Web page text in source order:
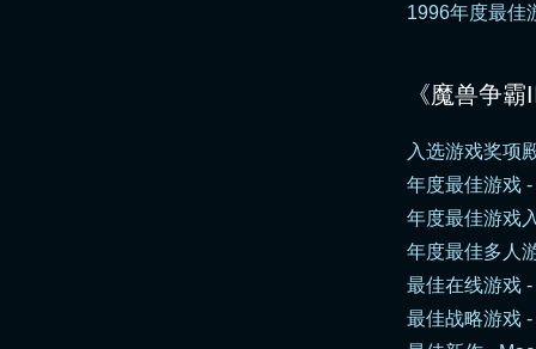
1996年度最佳
《魔兽争
入选游戏奖项
年度最佳游戏 -
年度最佳游戏
年度最佳多人
最佳在线游戏
最佳战略游戏